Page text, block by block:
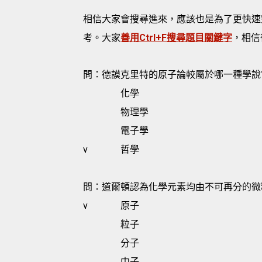
相信大家會搜尋進來，應該也是為了更快
考。大家善用Ctrl+F搜尋題目關鍵字 ，相
問：德謨克里特的原子論較屬於哪一種學
化學
物理學
電子學
v
哲學
問：道爾頓認為化學元素均由不可再分的
v
原子
粒子
分子